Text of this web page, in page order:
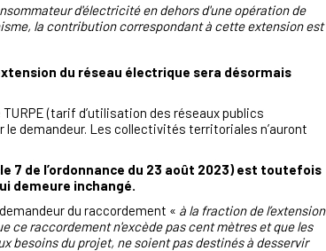
d'électricité en dehors d'une opération de
la contribution correspondant à cette extension est
du réseau électrique sera désormais
(tarif d’utilisation des réseaux publics
demandeur. Les collectivités territoriales n’auront
7 de l’ordonnance du 23 août 2023) est toutefois
demeure inchangé.
du raccordement « à la fraction de l’extension
ce raccordement n'excède pas cent mètres et que les
besoins du projet, ne soient pas destinés à desservir